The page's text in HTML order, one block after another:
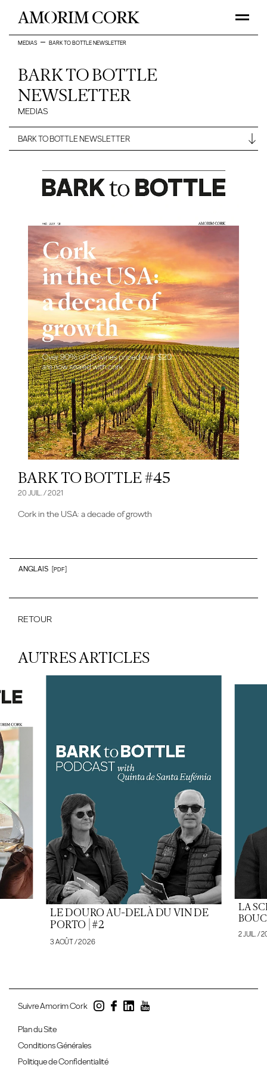
MEDIAS BARK TO BOTTLE NEWSLETTER
BARK TO BOTTLE
NEWSLETTER
MEDIAS
BARK TO BOTTLE #45
20 JUIL. / 2021
Cork in the USA: a decade of growth
ANGLAIS [PDF]
RETOUR
AUTRES ARTICLES
LE DOURO AU-DELÀ DU VIN DE
PORTO | #2
3 AOÛT / 2026
LA
2 JUIL. /
Suivre Amorim Cork
Plan du Site
Conditions Générales
Politique de Confidentialité